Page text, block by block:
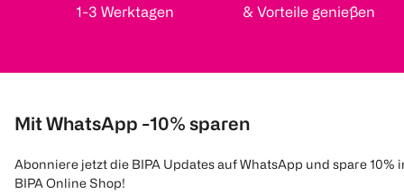
1-3 Werktagen
& Vorteile genießen
Mit WhatsApp -10% sparen
Abonniere jetzt die BIPA Updates auf WhatsApp und spare 10%
BIPA Online Shop!